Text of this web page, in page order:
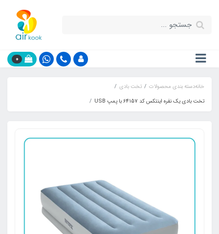
0
خانهدسته بندی محصولات
تخت بادی
تخت بادی یک نفره اینتکس کد 64157 با پمپ USB